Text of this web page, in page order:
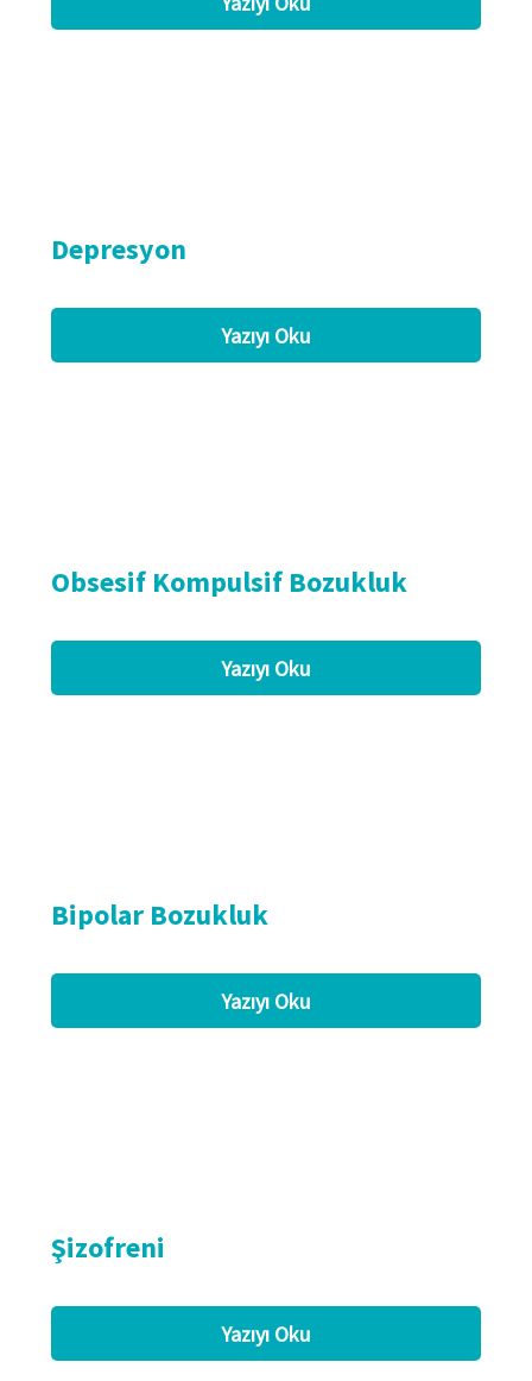
Depresyon
Yazıyı Oku
Obsesif Kompulsif Bozukluk
Yazıyı Oku
Bipolar Bozukluk
Yazıyı Oku
Şizofreni
Yazıyı Oku